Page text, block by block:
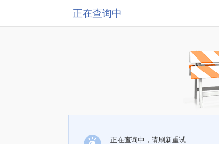
正在查询中
正在查询中，请刷新重试